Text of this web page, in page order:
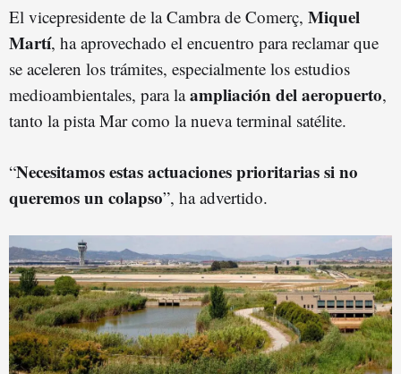
El vicepresidente de la Cambra de Comerç, Miquel
Martí, ha aprovechado el encuentro para reclamar que
se aceleren los trámites, especialmente los estudios
medioambientales, para laampliación del aeropuerto,
tanto la pista Mar como la nueva terminal satélite.
“Necesitamos estas actuaciones prioritarias si no
queremos un colapso”, ha advertido.